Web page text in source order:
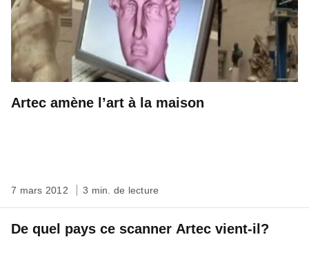
Artec amène l’art à la maison
7 mars 2012 3 min. de lecture
De quel pays ce scanner Artec vient-il?